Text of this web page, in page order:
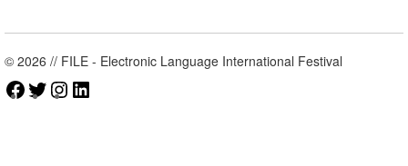
© 2026 // FILE - Electronic Language International Festival
Facebook
TwitterInstagram